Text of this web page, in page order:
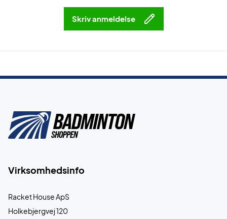
Skriv anmeldelse
Virksomhedsinfo
Racket House ApS
Holkebjergvej 120